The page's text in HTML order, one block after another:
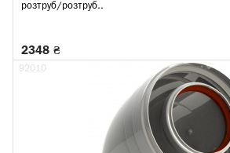
розтруб/розтруб..
2348 ₴
92010